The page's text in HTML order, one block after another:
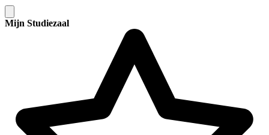
Mijn Studiezaal